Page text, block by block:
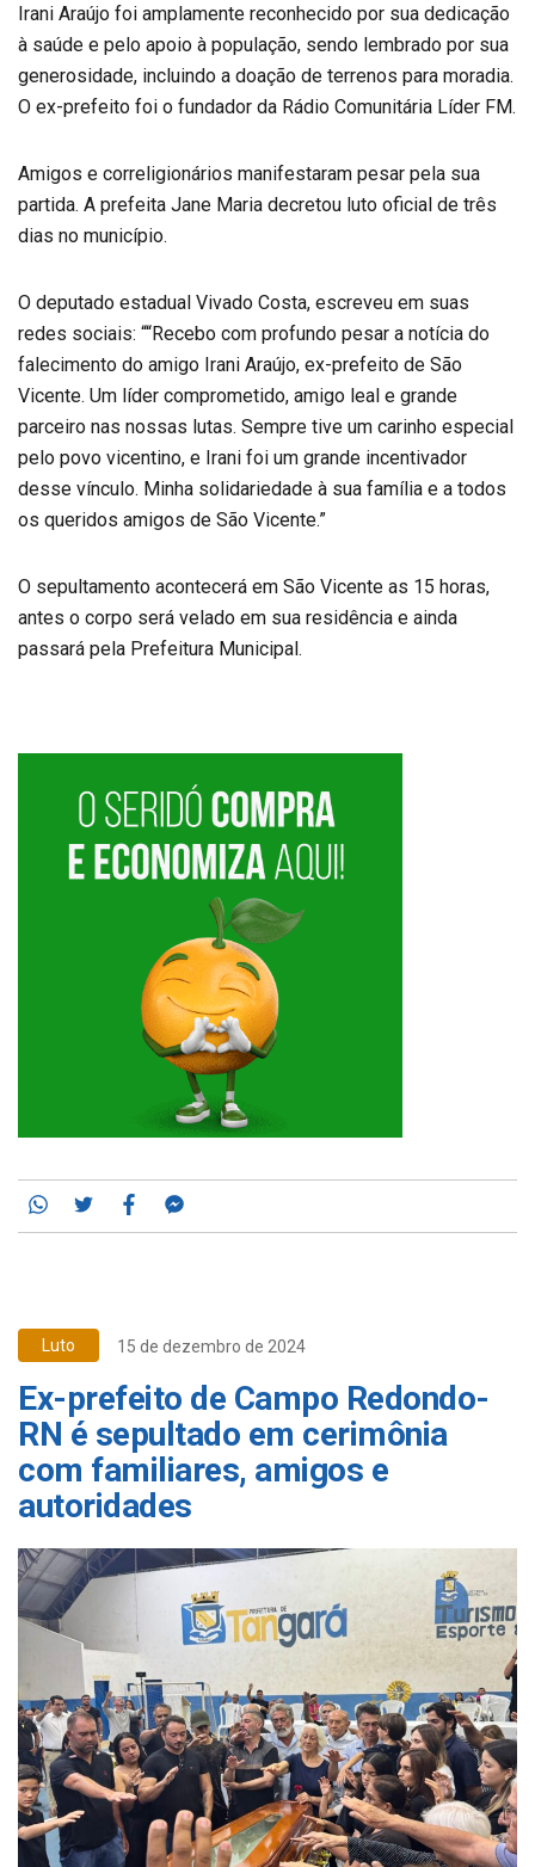
Irani Araújo foi amplamente reconhecido por sua dedicação
à saúde e pelo apoio à população, sendo lembrado por sua
generosidade, incluindo a doação de terrenos para moradia.
O ex-prefeito foi o fundador da Rádio Comunitária Líder FM.
Amigos e correligionários manifestaram pesar pela sua
partida. A prefeita Jane Maria decretou luto oficial de três
dias no município.
O deputado estadual Vivado Costa, escreveu em suas
redes sociais: ““Recebo com profundo pesar a notícia do
falecimento do amigo Irani Araújo, ex-prefeito de São
Vicente. Um líder comprometido, amigo leal e grande
parceiro nas nossas lutas. Sempre tive um carinho especial
pelo povo vicentino, e Irani foi um grande incentivador
desse vínculo. Minha solidariedade à sua família e a todos
os queridos amigos de São Vicente.”
O sepultamento acontecerá em São Vicente as 15 horas,
antes o corpo será velado em sua residência e ainda
passará pela Prefeitura Municipal.
Whatsapp
TwitterFacebook
Luto 15 de dezembro de 2024
Ex-prefeito de Campo Redondo-
RN é sepultado em cerimônia
com familiares, amigos e
autoridades